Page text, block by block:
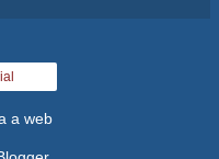
a web